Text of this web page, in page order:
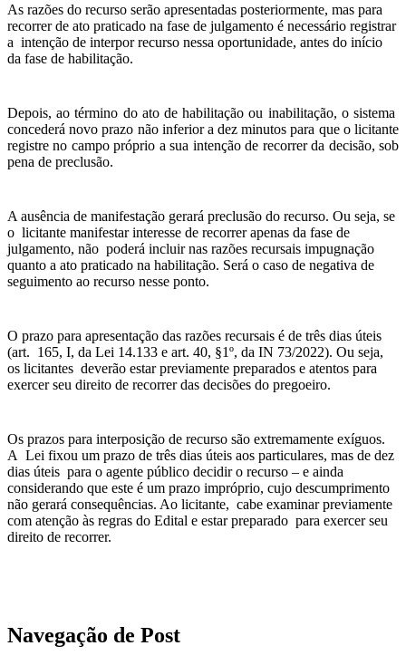
As razões do recurso serão apresentadas posteriormente, mas para
recorrer de ato praticado na fase de julgamento é necessário registrar
a intenção de interpor recurso nessa oportunidade, antes do início
da fase de habilitação.
Depois, ao término do ato de habilitação ou inabilitação, o sistema
concederá novo prazo não inferior a dez minutos para que o licitante
registre no campo próprio a sua intenção de recorrer da decisão, sob
pena de preclusão.
A ausência de manifestação gerará preclusão do recurso. Ou seja, se
o licitante manifestar interesse de recorrer apenas da fase de
julgamento, não poderá incluir nas razões recursais impugnação
quanto a ato praticado na habilitação. Será o caso de negativa de
seguimento ao recurso nesse ponto.
O prazo para apresentação das razões recursais é de três dias úteis
(art. 165, I, da Lei 14.133 e art. 40, §1º, da IN 73/2022). Ou seja,
os licitantes deverão estar previamente preparados e atentos para
exercer seu direito de recorrer das decisões do pregoeiro.
Os prazos para interposição de recurso são extremamente exíguos.
A Lei fixou um prazo de três dias úteis aos particulares, mas de dez
dias úteis para o agente público decidir o recurso – e ainda
considerando que este é um prazo impróprio, cujo descumprimento
não gerará consequências. Ao licitante, cabe examinar previamente
com atenção às regras do Edital e estar preparado para exercer seu
direito de recorrer.
Navegação de Post